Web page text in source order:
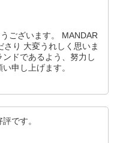
ございます。 MANDAR
さり 大変うれしく思いま
ドであるよう、努力し
申し上げます。
です。